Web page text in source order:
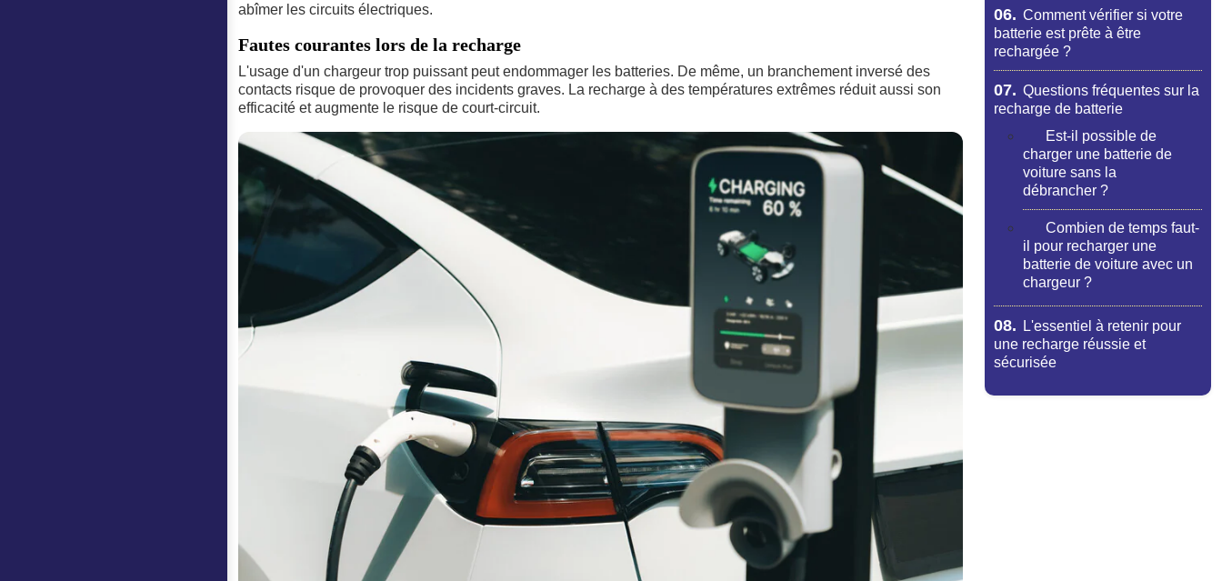
abîmer les circuits électriques.
Fautes courantes lors de la recharge
L'usage d'un chargeur trop puissant peut endommager les batteries. De même, un branchement inversé des
contacts risque de provoquer des incidents graves. La recharge à des températures extrêmes réduit aussi son
efficacité et augmente le risque de court-circuit.
06. Comment vérifier si votre
batterie est prête à être
rechargée ?
07. Questions fréquentes sur la
recharge de batterie
Est-il possible de
charger une batterie de
voiture sans la
débrancher ?
Combien de temps faut-
il pour recharger une
batterie de voiture avec un
chargeur ?
08.
L'essentiel à retenir pour
une recharge réussie et
sécurisée